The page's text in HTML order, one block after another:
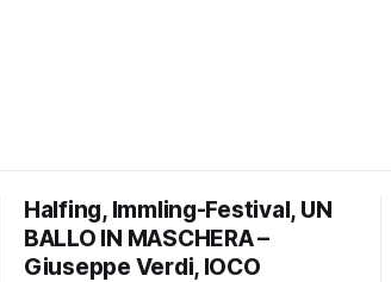
Halfing, Immling-Festival, UN
BALLO IN MASCHERA –
Giuseppe Verdi, IOCO